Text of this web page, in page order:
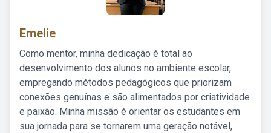
Emelie
Como mentor, minha dedicação é total ao
desenvolvimento dos alunos no ambiente escolar,
empregando métodos pedagógicos que priorizam
conexões genuínas e são alimentados por criatividade
e paixão. Minha missão é orientar os estudantes em
sua jornada para se tornarem uma geração notável,